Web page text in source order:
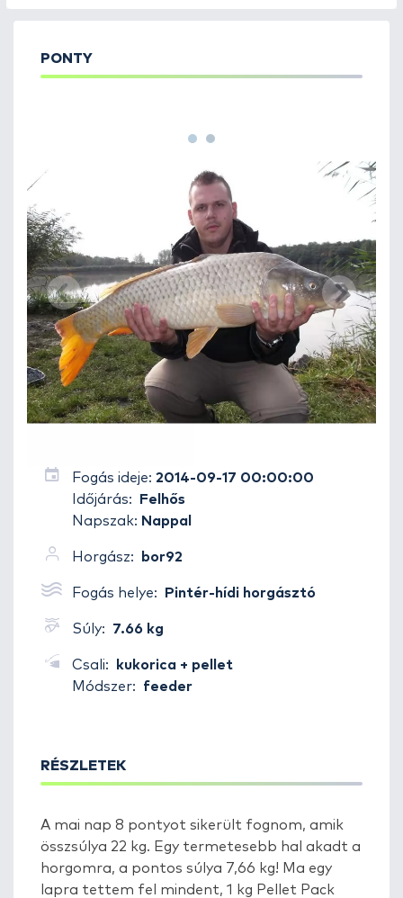
PONTY
1
Fogás ideje: 2014-09-17 00:00:00
Időjárás:
Felhős
Napszak: Nappal
Horgász: bor92
Fogás helye: Pintér-hídi horgásztó
Súly: 7.66 kg
Csali:
kukorica + pellet
Módszer:
feeder
RÉSZLETEK
A mai nap 8 pontyot sikerült fognom, amik
összsúlya 22 kg. Egy termetesebb hal akadt a
horgomra, a pontos súlya 7,66 kg! Ma egy
lapra tettem fel mindent, 1 kg Pellet Pack